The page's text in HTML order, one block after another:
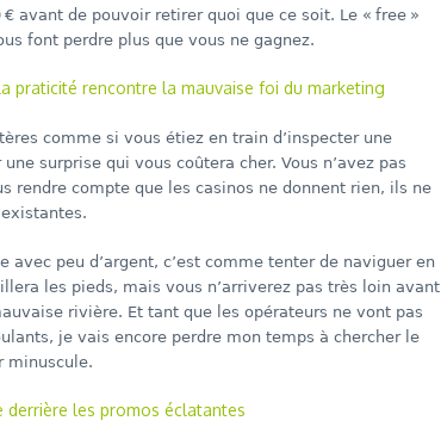
avant de pouvoir retirer quoi que ce soit. Le « free »
font perdre plus que vous ne gagnez.
praticité rencontre la mauvaise foi du marketing
comme si vous étiez en train d’inspecter une
surprise qui vous coûtera cher. Vous n’avez pas
rendre compte que les casinos ne donnent rien, ils ne
avec peu d’argent, c’est comme tenter de naviguer en
les pieds, mais vous n’arriverez pas très loin avant
rivière. Et tant que les opérateurs ne vont pas
je vais encore perdre mon temps à chercher le
minuscule.
derrière les promos éclatantes